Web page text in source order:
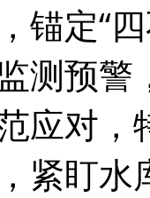
锚定“
测预
应对
紧盯